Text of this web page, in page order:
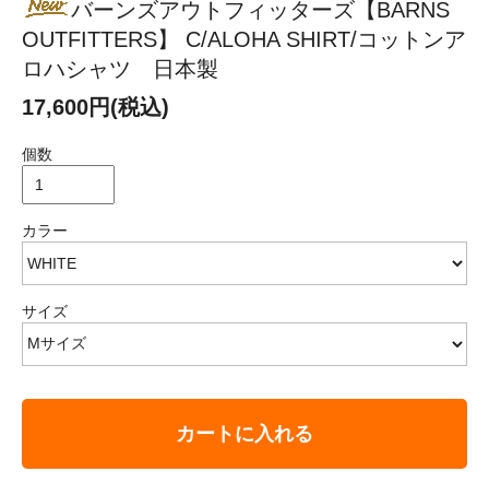
バーンズアウトフィッターズ【BARNS
OUTFITTERS】 C/ALOHA SHIRT/コットンア
ロハシャツ 日本製
17,600円(税込)
個数
カラー
サイズ
カートに入れる